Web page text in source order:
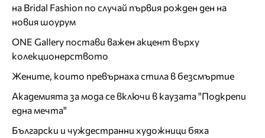
на Bridal Fashion по случай първия рожден ден на
новия шоурум
ONE Gallery постави важен акцент върху
колекционерството
Жените, които превърнаха стила в безсмъртие
Академията за мода се включи в каузата "Подкрепи
една мечта"
Български и чуждестранни художници бяха